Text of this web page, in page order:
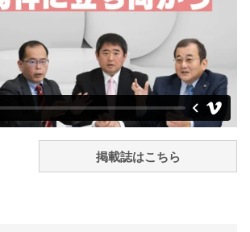
掲載誌はこちら